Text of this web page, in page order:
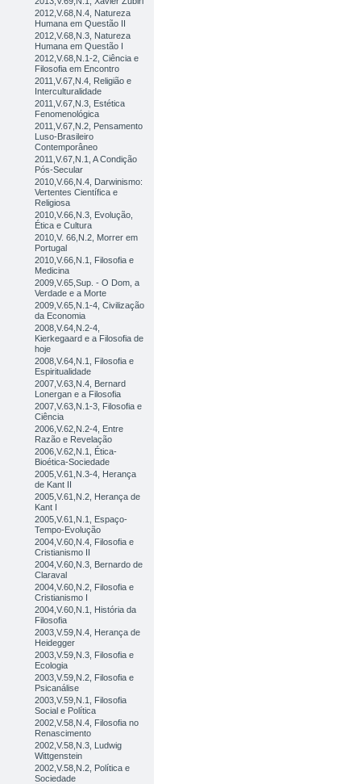
2012,V.68,N.4, Natureza
Humana em Questão II
2012,V.68,N.3, Natureza
Humana em Questão I
2012,V.68,N.1-2, Ciência e
Filosofia em Encontro
2011,V.67,N.4, Religião e
Interculturalidade
2011,V.67,N.3, Estética
Fenomenológica
2011,V.67,N.2, Pensamento
Luso-Brasileiro
Contemporâneo
2011,V.67,N.1, A Condição
Pós-Secular
2010,V.66,N.4, Darwinismo:
Vertentes Científica e
Religiosa
2010,V.66,N.3, Evolução,
Ética e Cultura
2010,V. 66,N.2, Morrer em
Portugal
2010,V.66,N.1, Filosofia e
Medicina
2009,V.65,Sup. - O Dom, a
Verdade e a Morte
2009,V.65,N.1-4, Civilização
da Economia
2008,V.64,N.2-4,
Kierkegaard e a Filosofia de
hoje
2008,V.64,N.1, Filosofia e
Espiritualidade
2007,V.63,N.4, Bernard
Lonergan e a Filosofia
2007,V.63,N.1-3, Filosofia e
Ciência
2006,V.62,N.2-4, Entre
Razão e Revelação
2006,V.62,N.1, Ética-
Bioética-Sociedade
2005,V.61,N.3-4, Herança
de Kant II
2005,V.61,N.2, Herança de
Kant I
2005,V.61,N.1, Espaço-
Tempo-Evolução
2004,V.60,N.4, Filosofia e
Cristianismo II
2004,V.60,N.3, Bernardo de
Claraval
2004,V.60,N.2, Filosofia e
Cristianismo I
2004,V.60,N.1, História da
Filosofia
2003,V.59,N.4, Herança de
Heidegger
2003,V.59,N.3, Filosofia e
Ecologia
2003,V.59,N.2, Filosofia e
Psicanálise
2003,V.59,N.1, Filosofia
Social e Política
2002,V.58,N.4, Filosofia no
Renascimento
2002,V.58,N.3, Ludwig
Wittgenstein
2002,V.58,N.2, Política e
Sociedade